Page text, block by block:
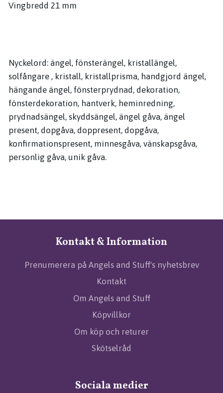
Vingbredd 21 mm
Nyckelord: ängel, fönsterängel, kristallängel,
solfångare , kristall, kristallprisma, handgjord ängel,
hängande ängel, fönsterprydnad, dekoration,
fönsterdekoration, hantverk, heminredning,
prydnadsängel, skyddsängel, ängel gåva, ängel
present, dopgåva, doppresent, dopgåva,
konfirmationspresent, minnesgåva, vänskapsgåva,
personlig gåva, unik gåva.
Kontakt & Information
Prenumerera på Angels and Stuff's nyhetsbrev
Kontakt
Om Angels and Stuff
Köpvillkor
Om köp och returer
Skötselråd
Sociala medier